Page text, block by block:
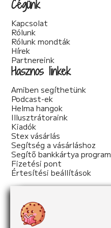
Cégünk
Kapcsolat
Rólunk
Rólunk mondták
Hírek
Partnereink
Hasznos linkek
Amiben segíthetünk
Podcast-ek
Helma hangok
Illusztrátoraink
Kiadók
Stex vásárlás
Segítség a vásárláshoz
Segítő bankkártya program
Fizetési pont
Értesítési beállítások